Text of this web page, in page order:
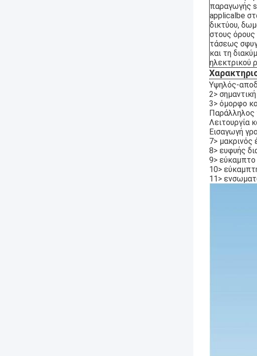
παραγωγής
applicalbe
δικτύου,
στους όρους
τάσεως
και τη
ηλεκτρικού
Υψηλός-
2>
3> όμορφο
Παράλληλος
Λειτουργία
Εισαγωγή
7> μακρινός
8> ευφυής
9>
10>
11>